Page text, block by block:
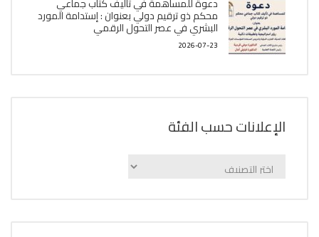
محكم ذو ترقيم دولي بعنوان : إستدامة المورد
البشري في عصر التحول الرقمي
2026-07-23
الإعلانات حسب الفئة
الإعلانات